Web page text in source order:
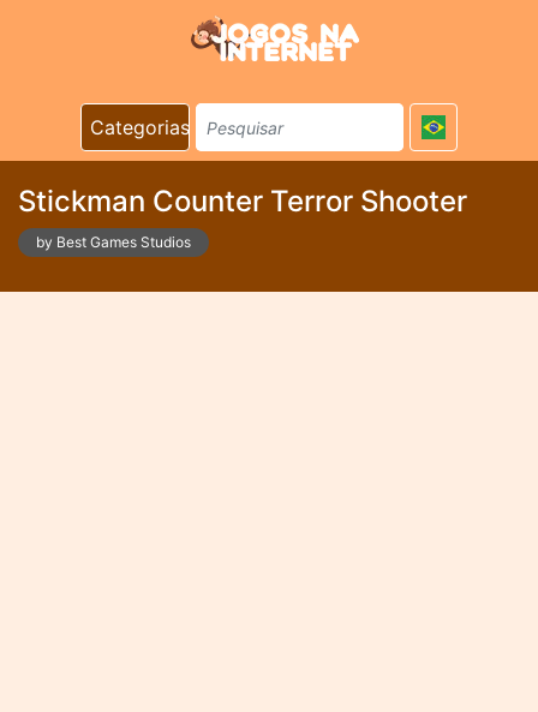
Categorias
Stickman Counter Terror Shooter
by Best Games Studios